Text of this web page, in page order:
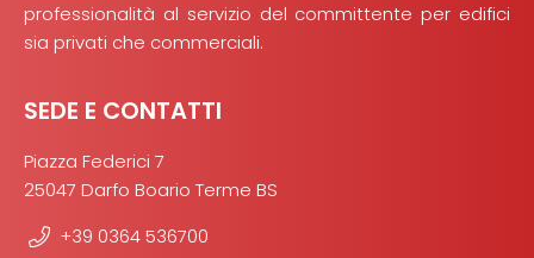
professionalità al servizio del committente per edifici
sia privati che commerciali.
SEDE E CONTATTI
Piazza Federici 7
25047 Darfo Boario Terme BS
+39 0364 536700